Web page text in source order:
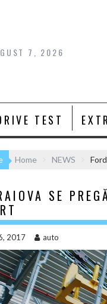
7, 2026
TEST
Home NEWS
SE
2017 auto